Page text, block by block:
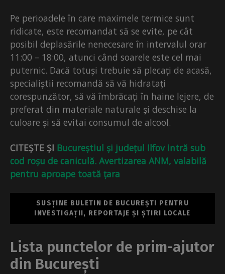
Pe perioadele în care maximele termice sunt
ridicate, este recomandat să se evite, pe cât
posibil deplasările nenecesare în intervalul orar
11:00 – 18:00, atunci când soarele este cel mai
puternic. Dacă totuși trebuie să plecați de acasă,
specialiștii recomandă să vă hidratați
corespunzător, să vă îmbrăcați în haine lejere, de
preferat din materiale naturale și deschise la
culoare și să evitai consumul de alcool.
CITEȘTE ȘI Bucureștiul și județul Ilfov intră sub
cod roșu de caniculă. Avertizarea ANM, valabilă
pentru aproape toată țara
SUSȚINE BULETIN DE BUCUREȘTI PENTRU
INVESTIGAȚII, REPORTAJE ȘI ȘTIRI LOCALE
Lista punctelor de prim-ajutor
din București